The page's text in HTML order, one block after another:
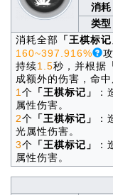
消耗
类型
消耗全部 「王棋标记
160~397.916%
持续1.5秒，并根据
成额外的伤害，命中
1 个 「王棋标记」 ：
属性伤害。
2个 「王棋标记」 ：
光属性伤害。
3个 「王棋标记」 ：
属性伤害。